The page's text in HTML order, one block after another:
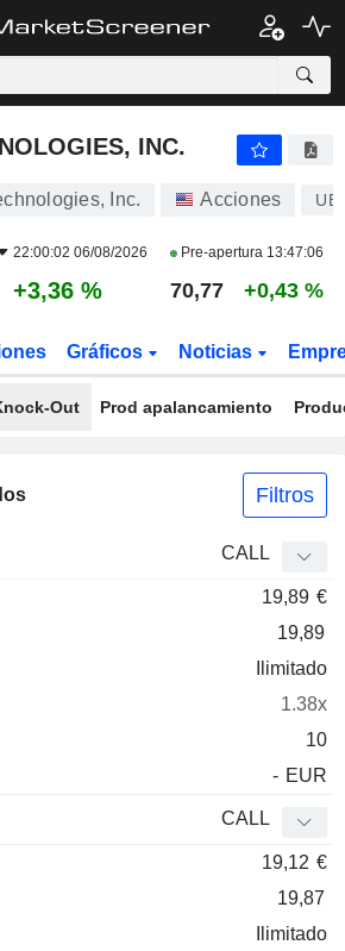
INC.
INC.
Inc. Acciones
22:00:02 06/08/2026 Pre-apertura 13:47:06
+3,36 % 70,77 +0,43 %
Gráficos Noticias
Out Prod apalancamiento
Filtros
Elasticidad
CALL
19,89 €
19,89
Ilimitado
1.38x
10
- EUR
CALL
19,12 €
19,87
Ilimitado